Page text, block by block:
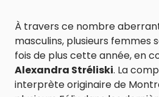
À travers ce nombre
masculins, plusieurs femmes
fois de plus cette année, en
Alexandra Stréliski. La
interprète originaire de